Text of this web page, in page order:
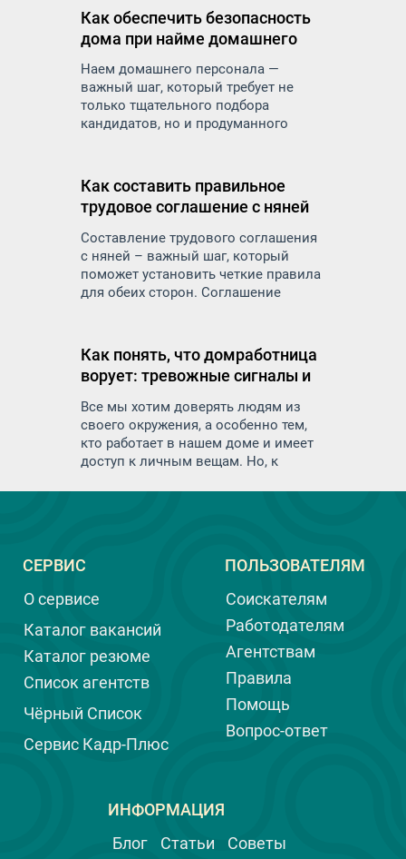
эмоциональное состояние. Как же
правильно подойти к подбору няни и
на что обратить внимание, чтобы
найти надежного и
квалифицированного специалиста.
Как обеспечить безопасность
дома при найме домашнего
персонала
Наем домашнего персонала —
важный шаг, который требует не
только тщательного подбора
кандидатов, но и продуманного
няни, домработницы, сиделки,
повара — и вы доверяете им самое
ценное: детей, пожилых родителей,
личные вещи и пространство.
Как составить правильное
трудовое соглашение с няней
Составление трудового соглашения
с няней – важный шаг, который
поможет установить четкие правила
для обеих сторон. Соглашение
минимизирует риск недоразумений
и конфликтов в будущем
Как понять, что домработница
ворует: тревожные сигналы и
меры предосторожности
Все мы хотим доверять людям из
своего окружения, а особенно тем,
кто работает в нашем доме и имеет
доступ к личным вещам. Но, к
которую многие предпочитают не
быть осведомленным и уметь
распознавать тревожные сигналы,
чтобы вовремя принять меры, а ещё
лучше, предотвратить воровство.
СЕРВИС
О сервисе
Каталог вакансий
Каталог резюме
Список агентств
Чёрный Список
Сервис Кадр-Плюс
ПОЛЬЗОВАТЕЛЯМ
Соискателям
Работодателям
Агентствам
Правила
Помощь
Вопрос-ответ
ИНФОРМАЦИЯ
Блог
Статьи
Советы